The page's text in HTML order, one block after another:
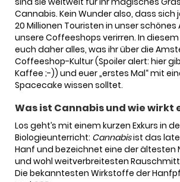
Cannabis. Kein Wunder also, dass sich
20 Millionen Touristen in unser
unsere Coffeeshops verirren. In
euch daher alles, was ihr über die
Coffeeshop-Kultur (Spoiler alert: hier
Kaffee ;-)) und euer „erstes Mal“ mit
Spacecake wissen solltet.
Was ist Cannabis und wie wirkt
Los geht’s mit einem kurzen Exkurs in
Biologieunterricht: Cannabisist das
Hanf und bezeichnet eine der ältesten
und wohl weitverbreitesten
Die bekanntesten Wirkstoffe der